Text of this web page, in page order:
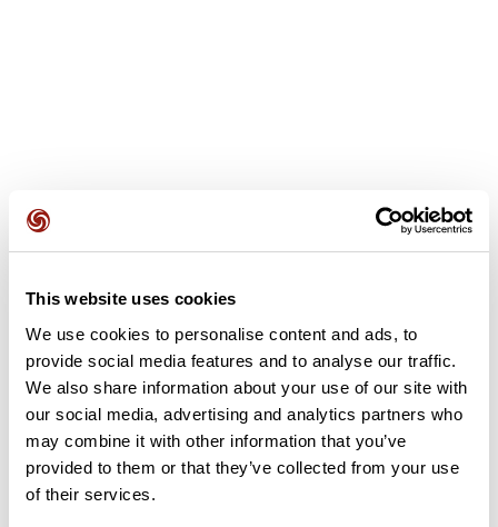
This website uses cookies
We use cookies to personalise content and ads, to
provide social media features and to analyse our traffic.
We also share information about your use of our site with
our social media, advertising and analytics partners who
may combine it with other information that you’ve
provided to them or that they’ve collected from your use
of their services.
Recensioni degli utenti
Questo percorso non contiene ancora alcuna recensione.
Aggiungi una recensione